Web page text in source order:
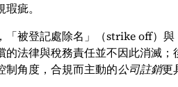
疵。
「被登記處除名」（strike off）
的法律與稅務責任並不因此消滅
制角度，合規而主動的公司註銷更